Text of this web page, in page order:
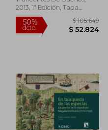
2013, 1ª Edición, Tapa
Blanda, Nuevo